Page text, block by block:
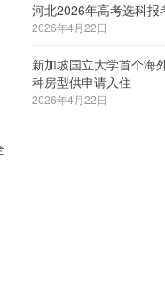
河北2026年高考选科
2026年4月22日
新加坡国立大学首个海
种房型供申请入住
2026年4月22日